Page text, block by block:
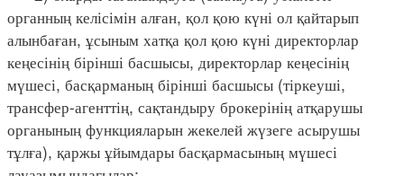
органның келісімін алған, қол қою күні ол қайтарып
алынбаған, ұсыным хатқа қол қою күні директорлар
кеңесінің бірінші басшысы, директорлар кеңесінің
мүшесі, басқарманың бірінші басшысы (тіркеуші,
трансфер-агенттің, сақтандыру брокерінің атқарушы
органының функцияларын жекелей жүзеге асырушы
тұлға), қаржы ұйымдары басқармасының мүшесі